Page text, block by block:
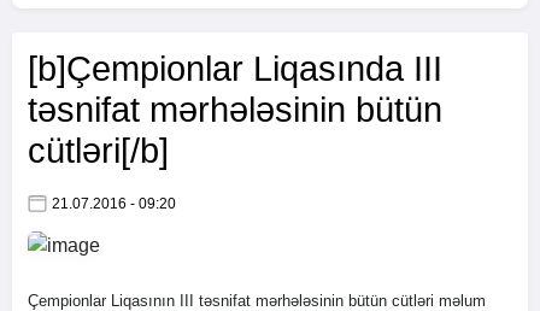
[b]Çempionlar Liqasında III
təsnifat mərhələsinin bütün
cütləri[/b]
21.07.2016 - 09:20
Çempionlar Liqasının III təsnifat mərhələsinin bütün cütləri məlum